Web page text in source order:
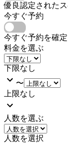
優良認定された
今すぐ予約
今すぐ予約を確
料金を選ぶ
下限なし
〜
上限なし
人数を選ぶ
人数を選択